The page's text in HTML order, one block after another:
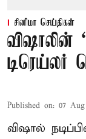
சினிமா செய்திகள்
விஷாலின்
டிரெய்லர்
Published on: 07
விஷால்